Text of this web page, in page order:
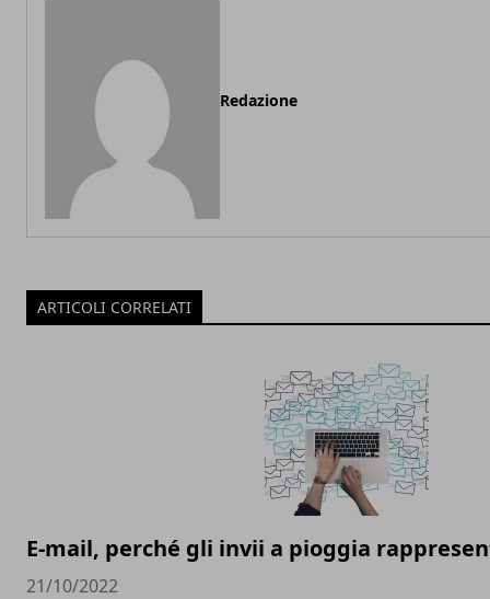
Redazione
ARTICOLI CORRELATI
E-mail, perché gli invii a pioggia
21/10/2022